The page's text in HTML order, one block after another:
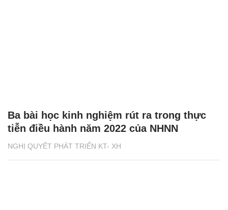
NGHỊ QUYẾT PHÁT TRIỂN KT- XH
Ba bài học kinh nghiệm rút ra trong thực
tiễn điều hành năm 2022 của NHNN